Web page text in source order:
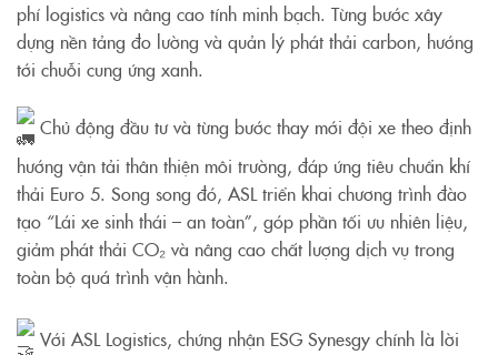
phí logistics và nâng cao tính minh bạch. Từng bước xây
dựng nền tảng đo lường và quản lý phát thải carbon, hướng
tới chuỗi cung ứng xanh.
Chủ động đầu tư và từng bước thay mới đội xe theo định
hướng vận tải thân thiện môi trường, đáp ứng tiêu chuẩn khí
thải Euro 5. Song song đó, ASL triển khai chương trình đào
tạo “Lái xe sinh thái – an toàn”, góp phần tối ưu nhiên liệu,
giảm phát thải CO₂ và nâng cao chất lượng dịch vụ trong
toàn bộ quá trình vận hành.
Với ASL Logistics, chứng nhận ESG Synesgy chính là lời